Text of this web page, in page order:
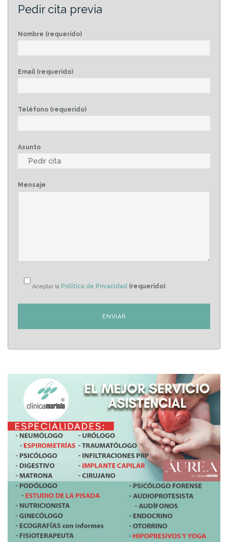
Pedir cita previa
Nombre (requerido)
Email (requerido)
Teléfono (requerido)
Asunto
Mensaje
Aceptar la Política de Privacidad (requerido)